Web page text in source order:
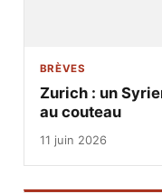
BRÈVES
Zurich : un
au couteau
11 juin 2026